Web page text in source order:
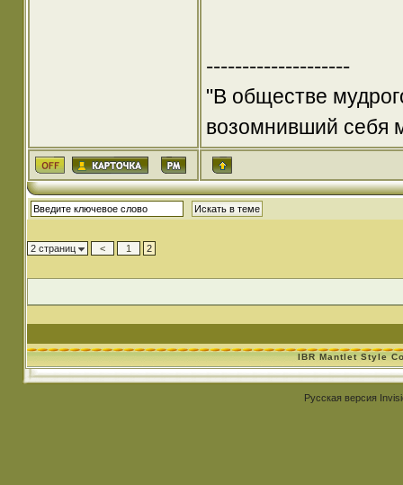
--------------------
"В обществе
возомнивший себя
2 страниц < 1 2
IBR Mantlet Style
Русская версия